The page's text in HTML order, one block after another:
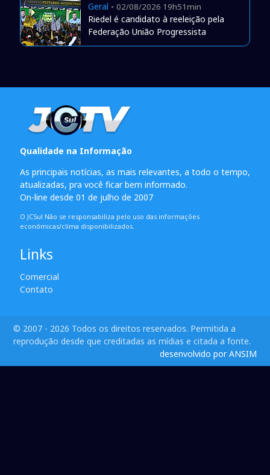
Geral - 02/08/2026 19h51min
Riedel é candidato à reeleição pela
Federação União Progressista
Qualidade na Informação
As principais notícias, as mais relevantes, a todo o tempo,
atualizadas, pra você ficar bem informado.
On-line desde 01 de julho de 2007
O JCSul Não se responsabiliza pelo uso das informações
econômicas/clima disponibilizados.
Links
Comercial
Contato
© 2007 - 2026 Todos os direitos reservados. Permitida a
reprodução desde que creditadas as mídias e citada a fonte.
desenvolvido por ANSIM